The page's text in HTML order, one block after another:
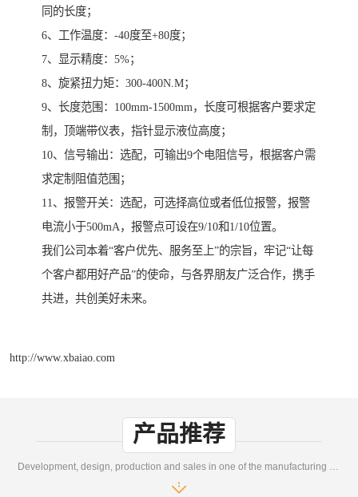
同的长度；
6、工作温度：-40度至+80度；
7、显示精度：5%；
8、旋紧扭力矩：300-400N.M；
9、长度范围：100mm-1500mm，长度可根据客户要求定
制，顶端带仪表，指针显示液位高度；
10、信号输出：选配，可输出9个电阻信号，根据客户需
求定制阻值范围；
11、报警开关：选配，可选择高位或者低位报警，报警
电流小于500mA，报警点可设在9/10和1/10位置。
我们公司本着“客户优先、服务至上”的宗旨，牢记“让每
个客户都用好产品”的使命，与各界朋友广泛合作，携手
共进，共创美好未来。
http://www.xbaiao.com
产品推荐
Development, design, production and sales in one of the manufacturing enterprises